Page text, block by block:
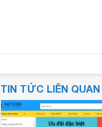
TIN TỨC LIÊN QUAN